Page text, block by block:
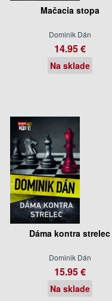
Mačacia stopa
Dominik Dán
14.95 €
Na sklade
Dáma kontra strelec
Dominik Dán
15.95 €
Na sklade